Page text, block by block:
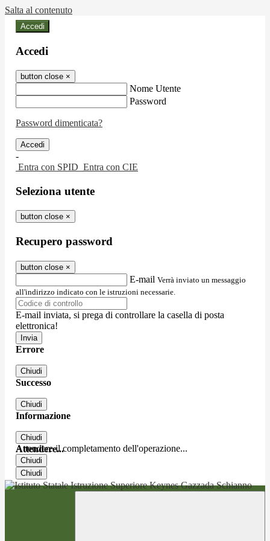
Salta al contenuto
Accedi
Accedi
button close ×
Nome Utente
Password
Password dimenticata?
-
Entra con SPID Entra con CIE
Seleziona utente
button close ×
Recupero password
button close ×
E-mail Verrà inviato un messaggio
all'indirizzo indicato con le istruzioni necessarie.
E-mail inviata, si prega di controllare la casella di posta
elettronica!
Errore
Chiudi
Successo
Chiudi
Informazione
Chiudi
Attendere...
Attendere il completamento dell'operazione...
Chiudi
Chiudi